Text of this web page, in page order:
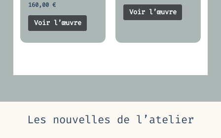
160,00€
Voir l’œuvre
Voir l’œuvre
Les nouvelles de l’atelier